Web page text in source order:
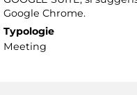
Google Chrome.
Typologie
Meeting